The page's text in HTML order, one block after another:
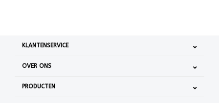
KLANTENSERVICE
OVER ONS
PRODUCTEN